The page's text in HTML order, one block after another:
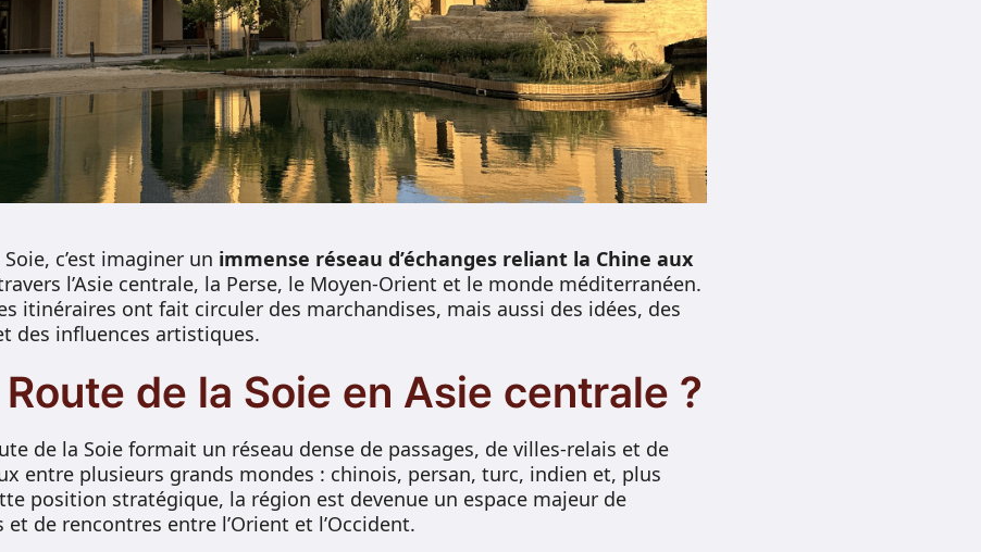
c’est imaginer un immense réseau d’échanges reliant la Chine aux
l’Asie centrale, la Perse, le Moyen-Orient et le monde méditerranéen.
itinéraires ont fait circuler des marchandises, mais aussi des idées, des
des influences artistiques.
Route de la Soie en Asie centrale ?
de la Soie formait un réseau dense de passages, de villes-relais et de
entre plusieurs grands mondes : chinois, persan, turc, indien et, plus
position stratégique, la région est devenue un espace majeur de
et de rencontres entre l’Orient et l’Occident.